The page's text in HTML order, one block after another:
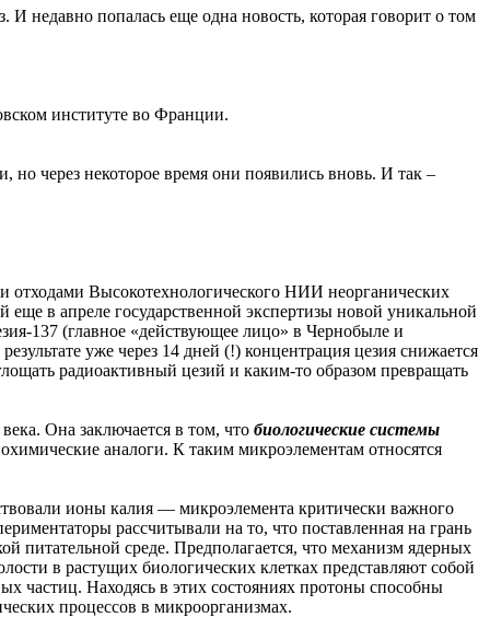
недавно попалась еще одна новость, которая говорит о том
институте во Франции.
через некоторое время они появились вновь. И так –
отходами Высокотехнологического НИИ неорганических
в апреле государственной экспертизы новой уникальной
137 (главное «действующее лицо» в Чернобыле и
уже через 14 дней (!) концентрация цезия снижается
радиоактивный цезий и каким-то образом превращать
Она заключается в том, что биологические системы
аналоги. К таким микроэлементам относятся
ионы калия — микроэлемента критически важного
рассчитывали на то, что поставленная на грань
питательной среде. Предполагается, что механизм ядерных
в растущих биологических клетках представляют собой
частиц. Находясь в этих состояниях протоны способны
процессов в микроорганизмах.